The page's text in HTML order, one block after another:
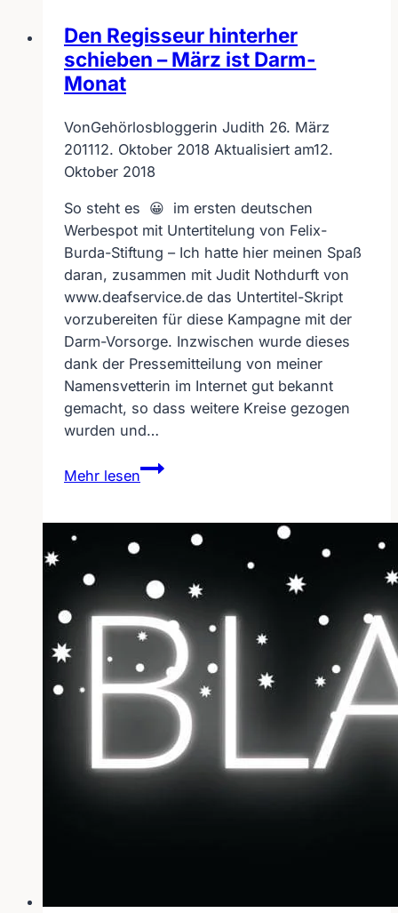
Den Regisseur hinterher
schieben – März ist Darm-
Monat
VonGehörlosbloggerin Judith 26. März
201112. Oktober 2018 Aktualisiert am12.
Oktober 2018
So steht es 😀 im ersten deutschen
Werbespot mit Untertitelung von Felix-
Burda-Stiftung – Ich hatte hier meinen Spaß
daran, zusammen mit Judit Nothdurft von
www.deafservice.de das Untertitel-Skript
vorzubereiten für diese Kampagne mit der
Darm-Vorsorge. Inzwischen wurde dieses
dank der Pressemitteilung von meiner
Namensvetterin im Internet gut bekannt
gemacht, so dass weitere Kreise gezogen
wurden und…
Mehr lesen
Den
Regisseur
schieben
–
März
ist
Darm-
Monat